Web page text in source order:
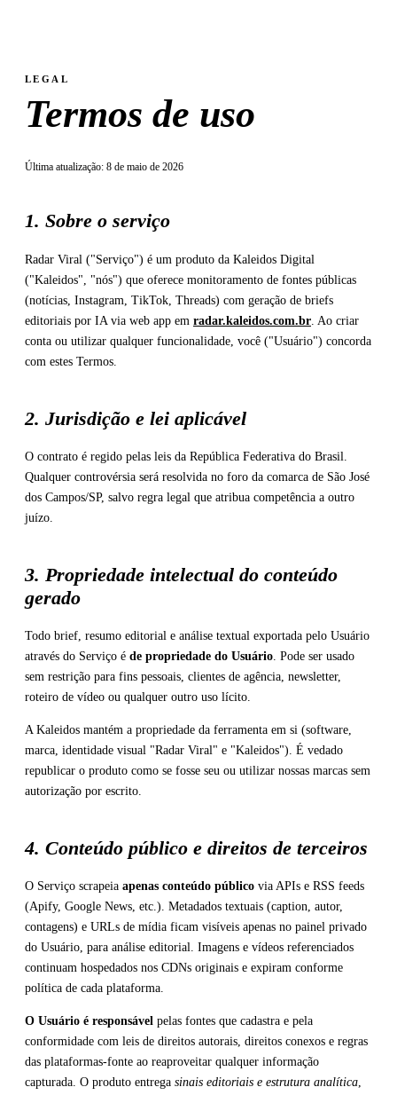
LEGAL
Termos de uso
Última atualização: 8 de maio de 2026
1. Sobre o serviço
Radar Viral ("Serviço") é um produto da Kaleidos Digital
("Kaleidos", "nós") que oferece monitoramento de fontes públicas
(notícias, Instagram, TikTok, Threads) com geração de briefs
editoriais por IA via web app em radar.kaleidos.com.br . Ao criar
conta ou utilizar qualquer funcionalidade, você ("Usuário") concorda
com estes Termos.
2. Jurisdição e lei aplicável
O contrato é regido pelas leis da República Federativa do Brasil.
Qualquer controvérsia será resolvida no foro da comarca de São José
dos Campos/SP, salvo regra legal que atribua competência a outro
juízo.
3. Propriedade intelectual do conteúdo
gerado
Todo brief, resumo editorial e análise textual exportada pelo Usuário
através do Serviço é de propriedade do Usuário. Pode ser usado
sem restrição para fins pessoais, clientes de agência, newsletter,
roteiro de vídeo ou qualquer outro uso lícito.
A Kaleidos mantém a propriedade da ferramenta em si (software,
marca, identidade visual "Radar Viral" e "Kaleidos"). É vedado
republicar o produto como se fosse seu ou utilizar nossas marcas sem
autorização por escrito.
4. Conteúdo público e direitos de terceiros
O Serviço scrapeia apenas conteúdo público via APIs e RSS feeds
(Apify, Google News, etc.). Metadados textuais (caption, autor,
contagens) e URLs de mídia ficam visíveis apenas no painel privado
do Usuário, para análise editorial. Imagens e vídeos referenciados
continuam hospedados nos CDNs originais e expiram conforme
política de cada plataforma.
O Usuário é responsável pelas fontes que cadastra e pela
conformidade com leis de direitos autorais, direitos conexos e regras
das plataformas-fonte ao reaproveitar qualquer informação
capturada. O produto entrega sinais editoriais e estrutura analítica,